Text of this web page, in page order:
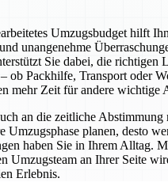
Umzugsbudget hilft
unangenehme
Sie dabei, die richtigen
ob Packhilfe, Transport oder
mehr Zeit für andere wichtige
an die zeitliche Abstimmung
Umzugsphase planen, desto
haben Sie in Ihrem Alltag.
Umzugsteam an Ihrer Seite
Erlebnis.